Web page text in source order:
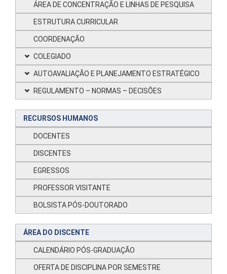
ÁREA DE CONCENTRAÇÃO E LINHAS DE PESQUISA
ESTRUTURA CURRICULAR
COORDENAÇÃO
COLEGIADO
AUTOAVALIAÇÃO E PLANEJAMENTO ESTRATÉGICO
REGULAMENTO – NORMAS – DECISÕES
RECURSOS HUMANOS
DOCENTES
DISCENTES
EGRESSOS
PROFESSOR VISITANTE
BOLSISTA PÓS-DOUTORADO
ÁREA DO DISCENTE
CALENDÁRIO PÓS-GRADUAÇÃO
OFERTA DE DISCIPLINA POR SEMESTRE